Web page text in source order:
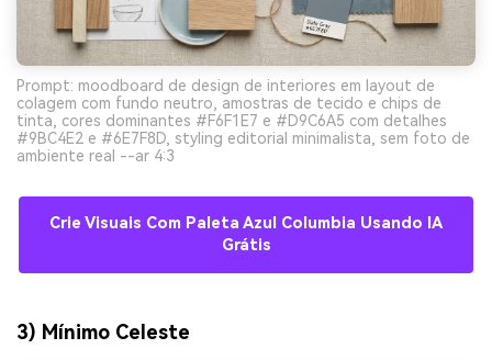
Prompt: moodboard de design de interiores em layout de
colagem com fundo neutro, amostras de tecido e chips de
tinta, cores dominantes #F6F1E7 e #D9C6A5 com detalhes
#9BC4E2 e #6E7F8D, styling editorial minimalista, sem foto de
ambiente real --ar 4:3
Crie Visuais Com Paleta Azul Columbia Usando IA
Grátis
3) Mínimo Celeste